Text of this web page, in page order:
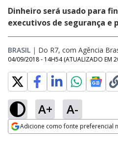
Dinheiro será usado para
executivos de segurança e
BRASIL | Do R7, com Agência
04/09/2018 - 14H54 (ATUALIZADO EM
A+ A-
Adicione como fonte preferencial